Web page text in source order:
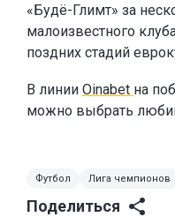
«Будё-Глимт» за
малоизвестного
поздних стадий
В линии Oinabet на
можно выбрать
Футбол Лига чемпионов
Поделиться